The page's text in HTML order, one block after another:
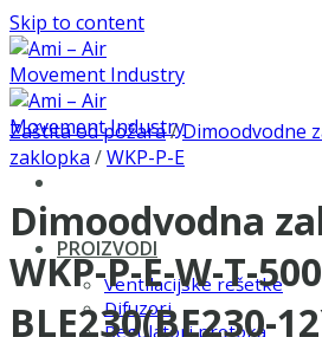
Skip to content
PROIZVODI
Ventilacijske rešetke
Difuzori
Regulatori protoka
Zaštita od požara/Dimoodvodne
zaklopka /WKP-P-E
Dimoodvodna
WKP-P-E-W-T-
BLE230(BE230-